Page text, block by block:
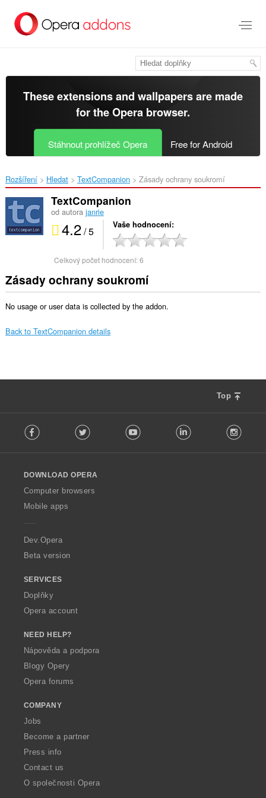
přímo
These extensions and wallpapers are made
for theOpera browser.
Stáhnout prohlížeč Opera Free for Android
Rozšíření Hledat TextCompanion‎ Zásady ochrany soukromí
TextCompanion
od autora janrie
4.2/ 5 Vaše hodnocení
Celkový počet hodnocení:6
Zásady ochrany soukromí
No usage or user data is collected by the addon.
Back to TextCompanion details
Top
o
w
O
p
a
Facebook Twitter Youtube LinkedIn
DOWNLOAD OPERA
Computer browsers
Mobile apps
Dev.Opera
Beta version
SERVICES
Doplňky
Opera account
NEED HELP?
Nápověda a podpora
Blogy Opery
Opera forums
COMPANY
Jobs
Become a partner
Press info
Contact us
O společnosti Opera